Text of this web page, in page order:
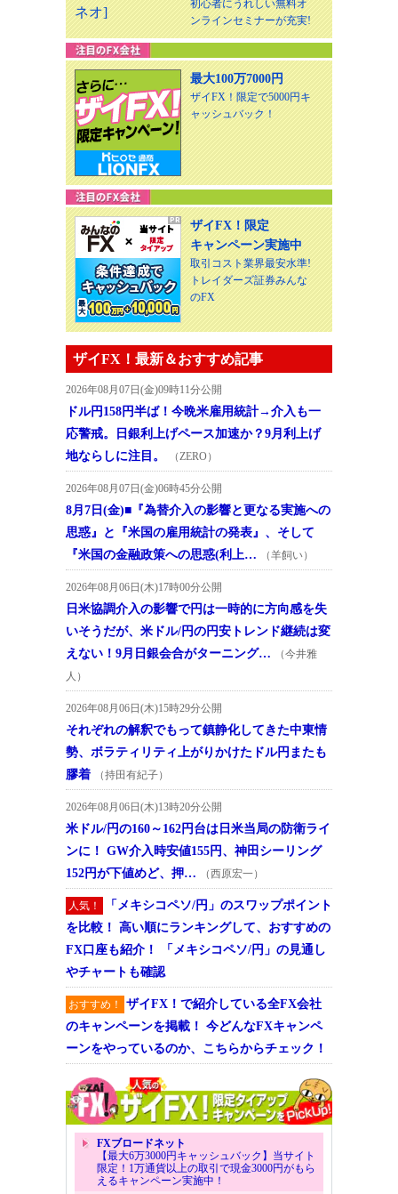
初心者にうれしい無料オ
ンラインセミナーが充実!
最大100万7000円
ザイFX！限定で5000円キ
ャッシュバック！
ザイFX！限定
キャンペーン実施中
取引コスト業界最安水準!
トレイダーズ証券みんな
のFX
ザイFX！最新＆おすすめ記事
2026年08月07日(金)09時11分公開
ドル円158円半ば！今晩米雇用統計→介入も一
応警戒。日銀利上げペース加速か？9月利上げ
地ならしに注目。
（ZERO）
2026年08月07日(金)06時45分公開
8月7日(金)■『為替介入の影響と更なる実施への
思惑』と『米国の雇用統計の発表』、そして
『米国の金融政策への思惑(利上…
（羊飼い）
2026年08月06日(木)17時00分公開
日米協調介入の影響で円は一時的に方向感を失
いそうだが、米ドル/円の円安トレンド継続は変
えない！9月日銀会合がターニング…
（今井雅
人）
2026年08月06日(木)15時29分公開
それぞれの解釈でもって鎮静化してきた中東情
勢、ボラティリティ上がりかけたドル円またも
膠着
（持田有紀子）
2026年08月06日(木)13時20分公開
米ドル/円の160～162円台は日米当局の防衛ライ
ンに！ GW介入時安値155円、神田シーリング
152円が下値めど、押…
（西原宏一）
人気！
「メキシコペソ/円」のスワップポイント
を比較！ 高い順にランキングして、おすすめの
FX口座も紹介！ 「メキシコペソ/円」の見通し
やチャートも確認
おすすめ！
ザイFX！で紹介している全FX会社
のキャンペーンを掲載！ 今どんなFXキャンペ
ーンをやっているのか、こちらからチェック！
FXブロードネット
【最大6万3000円キャッシュバック】当サイト
限定！1万通貨以上の取引で現金3000円がもら
えるキャンペーン実施中！